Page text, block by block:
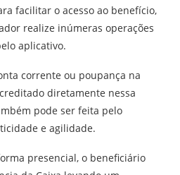
facilitar o acesso ao benefício,
realize inúmeras operações
aplicativo.
corrente ou poupança na
diretamente nessa
pode ser feita pelo
e agilidade.
presencial, o beneficiário